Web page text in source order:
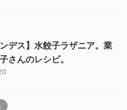
ンデス】水餃子ラザニア。業
さんのレシピ。